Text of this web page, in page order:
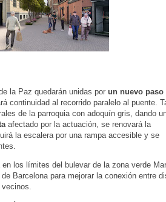
la Paz quedarán unidas por un nuevo paso
continuidad al recorrido paralelo al puente.
de la parroquia con adoquín gris, dando
afectado por la actuación, se renovará la
la escalera por una rampa accesible y se
en los límites del bulevar de la zona verde
Barcelona para mejorar la conexión entre